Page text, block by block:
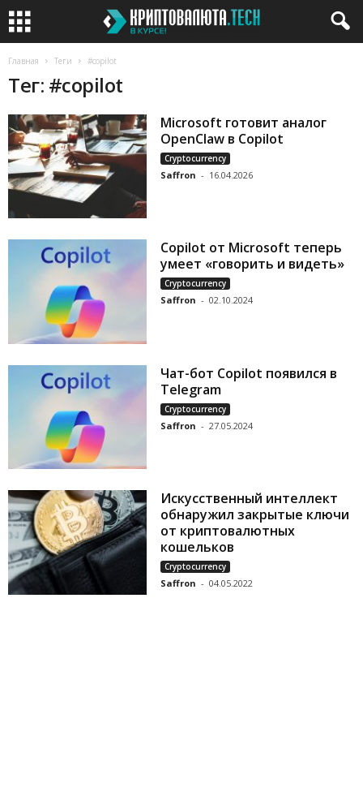
Главная Теги #copilot
Тег: #copilot
Microsoft готовит аналог
OpenClaw в Copilot
Cryptocurrency
Saffron - 16.04.2026
Copilot от Microsoft теперь
умеет «говорить и видеть»
Cryptocurrency
Saffron - 02.10.2024
Чат-бот Copilot появился в
Telegram
Cryptocurrency
Saffron - 27.05.2024
Искусственный интеллект
обнаружил закрытые ключи
от криптовалютных
кошельков
Cryptocurrency
Saffron - 04.05.2022